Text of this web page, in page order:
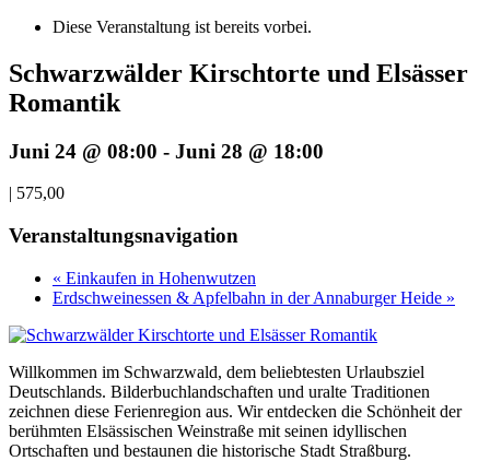
Diese Veranstaltung ist bereits vorbei.
Schwarzwälder Kirschtorte und Elsässer
Romantik
Juni 24 @ 08:00 - Juni 28 @ 18:00
| 575,00
Veranstaltungsnavigation
« Einkaufen in Hohenwutzen
Erdschweinessen & Apfelbahn in der Annaburger Heide »
Willkommen im Schwarzwald, dem beliebtesten Urlaubsziel
Deutschlands. Bilderbuchlandschaften und uralte Traditionen
zeichnen diese Ferienregion aus. Wir entdecken die Schönheit der
berühmten Elsässischen Weinstraße mit seinen idyllischen
Ortschaften und bestaunen die historische Stadt Straßburg.